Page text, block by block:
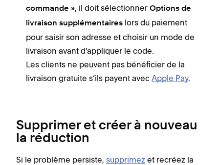
commande », il doit sélectionner Options de
livraison supplémentaires lors du paiement
pour saisir son adresse et choisir un mode de
livraison avant d’appliquer le code.
Les clients ne peuvent pas bénéficier de la
livraison gratuite s’ils payent avec Apple Pay.
Supprimer et créer à nouveau
la réduction
Si le problème persiste, supprimez et recréez la